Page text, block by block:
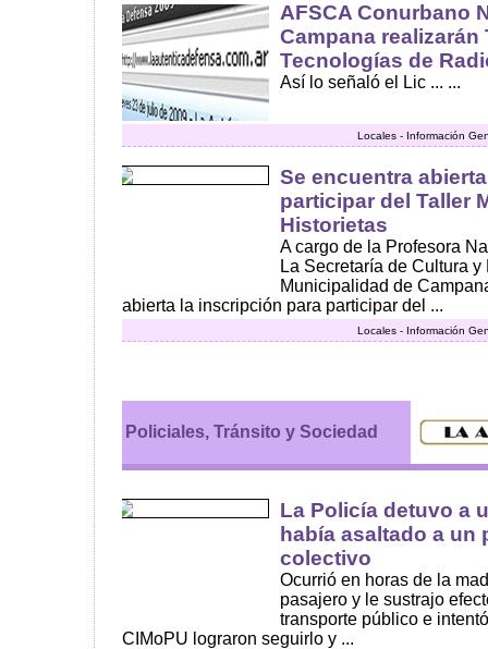
AFSCA Conurbano
Campana realizarán
Tecnologías de
Así lo señaló el Lic ... ...
Locales - Información
Se encuentra
participar del Taller
Historietas
A cargo de la Profesora
La Secretaría de Cultura
Municipalidad de
abierta la inscripción para participar del ...
Locales - Información
Policiales, Tránsito y Sociedad
La Policía detuvo a
había asaltado a un
colectivo
Ocurrió en horas de la
pasajero y le sustrajo
transporte público e
CIMoPU lograron seguirlo y ...